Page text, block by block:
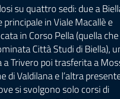
su quattro sedi: due a
principale in Viale Macallè e
in Corso Pella (quella che
Città Studi di Biella),
a Trivero poi trasferita a
di Valdilana e l’altra
si svolgono solo corsi di